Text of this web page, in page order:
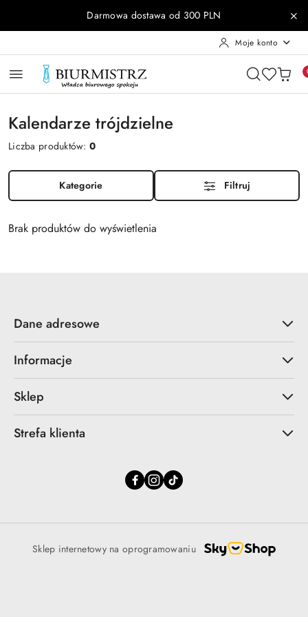
Przejdź do treści głównej
Przejdź do wyszukiwarki
Przejdź do moje konto
Przejdź do menu głównego
Przejdź do stopkiDarmowa dostawa od 300 PLN
Moje konto
Kalendarze trójdzielne
Liczba produktów:0
Kategorie Filtruj
Brak produktów do wyświetlenia
Dane adresowe
Informacje
Sklep
Strefa klienta
Sklep internetowy na oprogramowaniu